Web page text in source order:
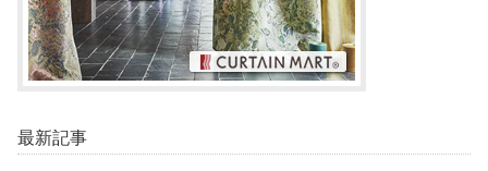
最新記事